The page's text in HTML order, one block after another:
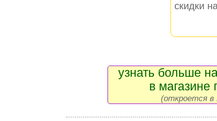
скидки
узнать больше
в магазине
(откроется в